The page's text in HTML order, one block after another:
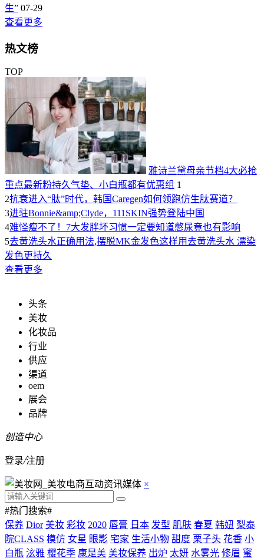
生” 07-29
查看更多
热文榜
TOP
雅诗兰黛母亲节档4大必抢
重点最新粉持久气垫、小白瓶都有优惠组 1
2抗衰进入“肽”时代，韩国Caregen如何领跑仿生肽赛道？
3进驻Bonnie&amp;Clyde，111SKIN强势登陆中国
4难怪瘦不了！7大发胖坏习惯一定要知道憋尿竟也有影响
5去黄洗头水正确用法,摆脱MK金发色这样用去黄洗头水 漂染
发色更持久
查看更多
头条
美妆
化妆品
行业
供应
渠道
oem
展会
品牌
创造中心
登录/注册
×
#热门搜索#
保养 Dior 美妆 彩妆 2020 唇膏 日本 发型 肌肤 春夏 韩妞 梨泰
院CLASS 模仿 女星 眼影 宅家 生活小物 甜度 栗子头 花香 小
白瓶 泫雅 樱花季 康是美 美妆保养 出炉 太妍 水雾光 修眉 蜜